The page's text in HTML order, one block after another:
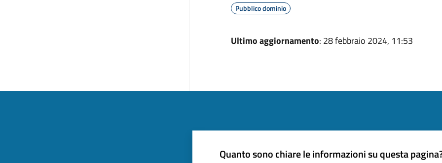
Pubblico dominio
Ultimo aggiornamento: 28 febbraio 2024, 11:53
Quanto sono chiare le informazioni su questa